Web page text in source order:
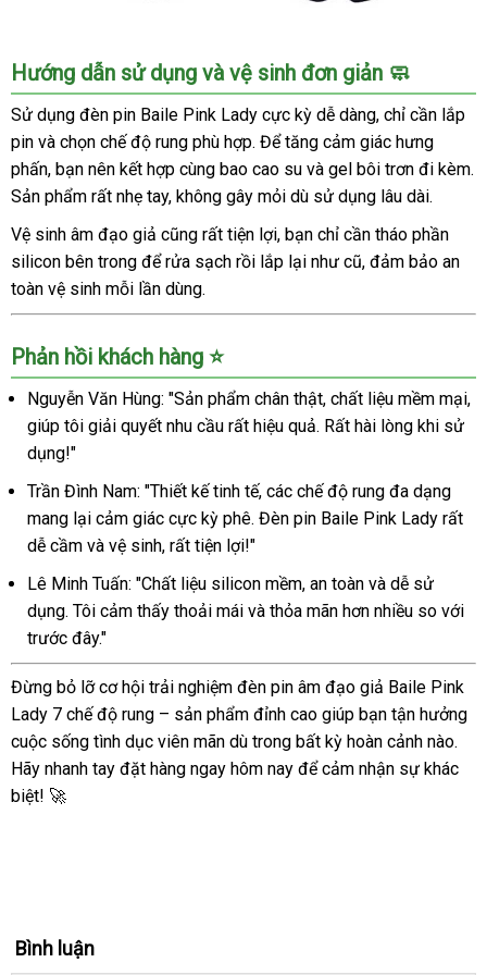
Máy
Rung
Âm
Đạo
Baile
Pink
Lady
7
Chế
Độ
Siêu
Hướng dẫn sử dụng và vệ sinh đơn giản 🧼
Sử dụng đèn pin Baile Pink Lady cực kỳ dễ dàng, chỉ cần lắp
pin và chọn chế độ rung phù hợp. Để tăng cảm giác hưng
phấn, bạn nên kết hợp cùng bao cao su và gel bôi trơn đi kèm.
Sản phẩm rất nhẹ tay, không gây mỏi dù sử dụng lâu dài.
Vệ sinh âm đạo giả cũng rất tiện lợi, bạn chỉ cần tháo phần
silicon bên trong để rửa sạch rồi lắp lại như cũ, đảm bảo an
toàn vệ sinh mỗi lần dùng.
Phản hồi khách hàng ⭐
Nguyễn Văn Hùng: "Sản phẩm chân thật, chất liệu mềm mại,
giúp tôi giải quyết nhu cầu rất hiệu quả. Rất hài lòng khi sử
dụng!"
Trần Đình Nam: "Thiết kế tinh tế, các chế độ rung đa dạng
mang lại cảm giác cực kỳ phê. Đèn pin Baile Pink Lady rất
dễ cầm và vệ sinh, rất tiện lợi!"
Lê Minh Tuấn: "Chất liệu silicon mềm, an toàn và dễ sử
dụng. Tôi cảm thấy thoải mái và thỏa mãn hơn nhiều so với
trước đây."
Đừng bỏ lỡ cơ hội trải nghiệm đèn pin âm đạo giả Baile Pink
Lady 7 chế độ rung – sản phẩm đỉnh cao giúp bạn tận hưởng
cuộc sống tình dục viên mãn dù trong bất kỳ hoàn cảnh nào.
Hãy nhanh tay đặt hàng ngay hôm nay để cảm nhận sự khác
biệt! 🚀
Bình luận